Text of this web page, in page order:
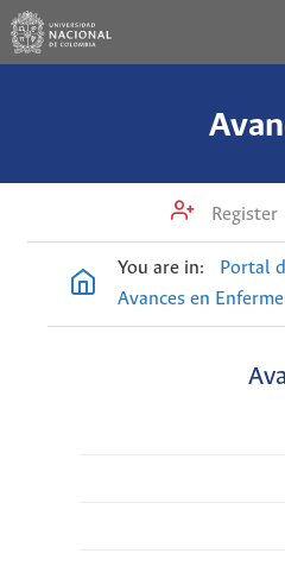
Register
You are in: Portal
Avances en